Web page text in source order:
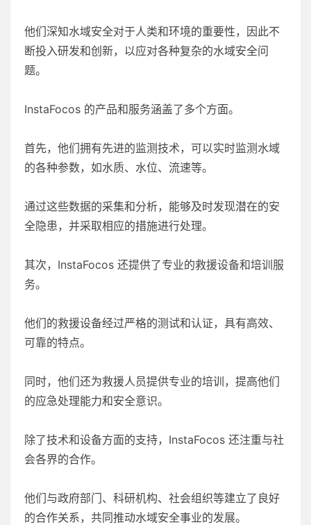
他们深知水域安全对于人类和环境的重要性，因此不
断投入研发和创新，以应对各种复杂的水域安全问
题。
InstaFocos 的产品和服务涵盖了多个方面。
首先，他们拥有先进的监测技术，可以实时监测水域
的各种参数，如水质、水位、流速等。
通过这些数据的采集和分析，能够及时发现潜在的安
全隐患，并采取相应的措施进行处理。
其次，InstaFocos 还提供了专业的救援设备和培训服
务。
他们的救援设备经过严格的测试和认证，具有高效、
可靠的特点。
同时，他们还为救援人员提供专业的培训，提高他们
的应急处理能力和安全意识。
除了技术和设备方面的支持，InstaFocos 还注重与社
会各界的合作。
他们与政府部门、科研机构、社会组织等建立了良好
的合作关系，共同推动水域安全事业的发展。